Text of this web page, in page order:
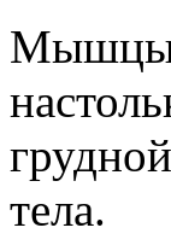
Мышцы
тела.